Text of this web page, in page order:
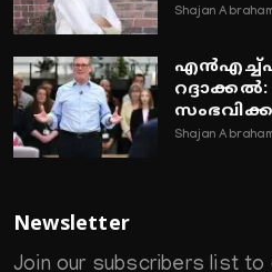
Shajan
Shajan
Newsletter
Join our subscribers list